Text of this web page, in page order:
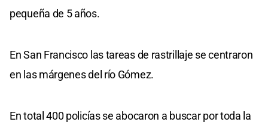
pequeña de 5 años.
En San Francisco las tareas de rastrillaje se centraron
en las márgenes del río Gómez.
En total 400 policías se abocaron a buscar por toda la